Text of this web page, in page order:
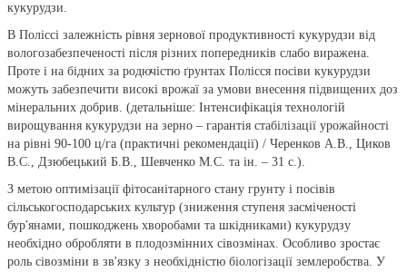
кукурудзи.
В Поліссі залежність рівня зернової продуктивності кукурудзи від
вологозабезпеченості після різних попередників слабо виражена.
Проте і на бідних за родючістю ґрунтах Полісся посіви кукурудзи
можуть забезпечити високі врожаї за умови внесення підвищених доз
мінеральних добрив. (детальніше: Інтенсифікація технологій
вирощування кукурудзи на зерно – гарантія стабілізації урожайності
на рівні 90-100 ц/га (практичні рекомендації) / Черенков А.В., Циков
В.С., Дзюбецький Б.В., Шевченко М.С. та ін. – 31 с.).
З метою оптимізації фітосанітарного стану грунту і посівів
сільськогосподарських культур (зниження ступеня засміченості
бур'янами, пошкоджень хворобами та шкідниками) кукурудзу
необхідно обробляти в плодозмінних сівозмінах. Особливо зростає
роль сівозміни в зв'язку з необхідністю біологізації землеробства. У